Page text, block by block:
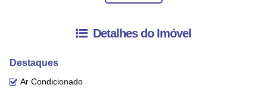
Detalhes do Imóvel
Destaques
Ar Condicionado